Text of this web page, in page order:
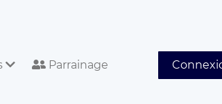
Parrainage